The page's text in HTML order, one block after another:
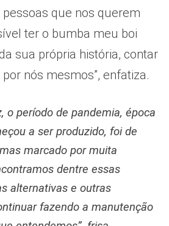
que nos querem
ter o bumba meu boi
sua própria história, contar
nós mesmos”, enfatiza.
o período de pandemia, época
a ser produzido, foi de
marcado por muita
dentre essas
alternativas e outras
fazendo a manutenção